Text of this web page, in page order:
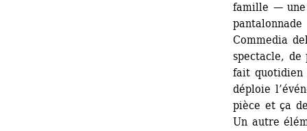
famille — une
Commedia
spectacle,
fait quotidien
déploie
pièce et ça
Un autre